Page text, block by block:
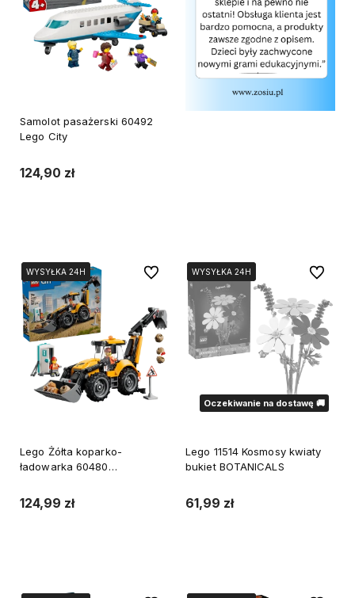
Samolot pasażerski 60492
Lego City
124,90 zł
WYSYŁKA 24H
WYSYŁKA 24H
Lego Żółta koparko-
ładowarka 60480
124,99 zł
Do ulubionych
Oczekiwanie na dostawę 🚚
WYSYŁKA 24H
WYSYŁKA 24H
Lego 11514 Kosmosy kwiaty
bukiet BOTANICALS
61,99 zł
Do